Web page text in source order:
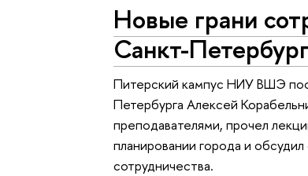
Новые грани
Санкт-
Питерский кампус НИУ ВШЭ
Петербурга Алексей
преподавателями, прочел
планировании города и
сотрудничества.